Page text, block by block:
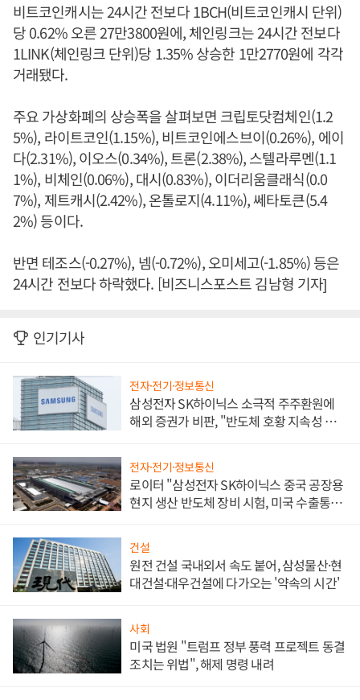
비트코인캐시는 24시간 전보다 1BCH(비트코인캐시 단위)
당 0.62% 오른 27만3800원에, 체인링크는 24시간 전보다
1LINK(체인링크 단위)당 1.35% 상승한 1만2770원에 각각
거래됐다.
주요 가상화폐의 상승폭을 살펴보면 크립토닷컴체인(1.2
5%), 라이트코인(1.15%), 비트코인에스브이(0.26%), 에이
다(2.31%), 이오스(0.34%), 트론(2.38%), 스텔라루멘(1.1
1%), 비체인(0.06%), 대시(0.83%), 이더리움클래식(0.0
7%), 제트캐시(2.42%), 온톨로지(4.11%), 쎄타토큰(5.4
2%) 등이다.
반면 테조스(-0.27%), 넴(-0.72%), 오미세고(-1.85%) 등은
24시간 전보다 하락했다. [비즈니스포스트 김남형 기자]
인기기사
전자·전기·정보통신
삼성전자 SK하이닉스 소극적 주주환원에
해외 증권가 비판, "반도체 호황 지속성 의
전자·전기·정보통신
로이터 "삼성전자 SK하이닉스 중국 공장용
현지 생산 반도체 장비 시험, 미국 수출통제
건설
원전 건설 국내외서 속도 붙어, 삼성물산·현
대건설·대우건설에 다가오는 '약속의 시간'
사회
미국 법원 "트럼프 정부 풍력 프로젝트 동결
조치는 위법", 해제 명령 내려